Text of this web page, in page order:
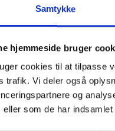
Samtykke
hjemmeside bruger
cookies til at tilpasse
trafik. Vi deler også
og
eller som de har